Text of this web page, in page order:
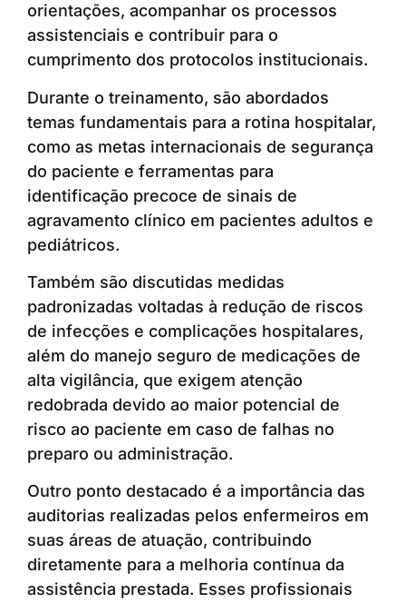
orientações, acompanhar os processos
assistenciais e contribuir para o
cumprimento dos protocolos institucionais.
Durante o treinamento, são abordados
temas fundamentais para a rotina hospitalar,
como as metas internacionais de segurança
do paciente e ferramentas para
identificação precoce de sinais de
agravamento clínico em pacientes adultos e
pediátricos.
Também são discutidas medidas
padronizadas voltadas à redução de riscos
de infecções e complicações hospitalares,
além do manejo seguro de medicações de
alta vigilância, que exigem atenção
redobrada devido ao maior potencial de
risco ao paciente em caso de falhas no
preparo ou administração.
Outro ponto destacado é a importância das
auditorias realizadas pelos enfermeiros em
suas áreas de atuação, contribuindo
diretamente para a melhoria contínua da
assistência prestada. Esses profissionais